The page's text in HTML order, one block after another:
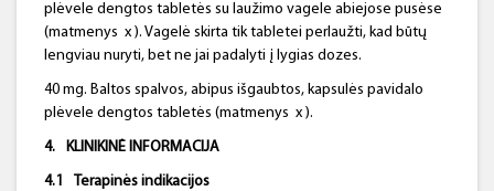
plėvele dengtos tabletės su laužimo vagele abiejose pusėse
(matmenys x ). Vagelė skirta tik tabletei perlaužti, kad būtų
lengviau nuryti, bet ne jai padalyti į lygias dozes.
40 mg. Baltos spalvos, abipus išgaubtos, kapsulės pavidalo
plėvele dengtos tabletės (matmenys x ).
4. KLINIKINĖ INFORMACIJA
4.1 Terapinės indikacijos